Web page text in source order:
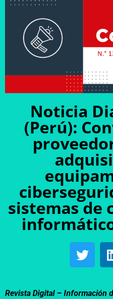
Noticia
(Perú):
sistemas de
Revista Digital – Información